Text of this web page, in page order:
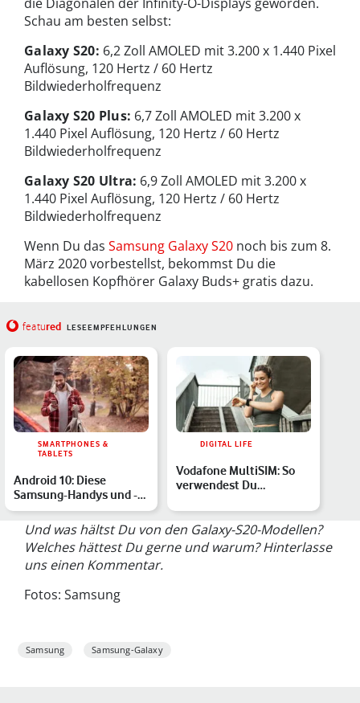
Schau am besten selbst:
Galaxy S20: 6,2 Zoll AMOLED mit 3.200 x 1.440 Pixel
Auflösung, 120 Hertz / 60 Hertz
Bildwiederholfrequenz
Galaxy S20 Plus: 6,7 Zoll AMOLED mit 3.200 x
1.440 Pixel Auflösung, 120 Hertz / 60 Hertz
Bildwiederholfrequenz
Galaxy S20 Ultra: 6,9 Zoll AMOLED mit 3.200 x
1.440 Pixel Auflösung, 120 Hertz / 60 Hertz
Bildwiederholfrequenz
Wenn Du das Samsung Galaxy S20 noch bis zum 8.
März 2020 vorbestellst, bekommst Du die
kabellosen Kopfhörer Galaxy Buds+ gratis dazu.
featured LESEEMPFEHLUNGEN
SMARTPHONES &
TABLETS
Android 10: Diese
Samsung-Handys und -
Tablets erhalten das
Update
DIGITAL LIFE
Vodafone MultiSIM: So
verwendest Du
mehreren Geräte…
Und was hältst Du von den Galaxy-S20-Modellen?
Welches hättest Du gerne und warum? Hinterlasse
uns einen Kommentar.
Fotos: Samsung
Samsung Samsung-Galaxy